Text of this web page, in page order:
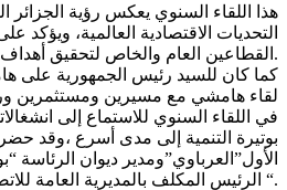
هذا اللقاء السنوي يعكس رؤية الجزائر
التحديات الاقتصادية العالمية، ويؤكد
القطاعين العام والخاص لتحقيق أهداف التنمية الوطنية.
كما كان للسيد رئيس الجمهورية على
لقاء هامشي مع مسيرين ومستثمرين
في اللقاء السنوي للاستماع إلى
بوتيرة التنمية إلى مدى أسرع ،وقد حضر
الأول”العرباوي”ومدير ديوان الرئاسة
الرئيس المكلف بالمديرية العامة للاتصال”كمال سيدي السعيد “.